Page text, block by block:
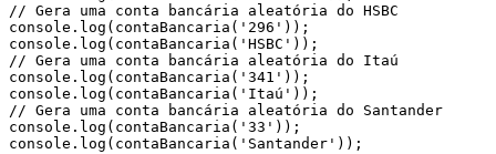
// Gera uma conta bancária aleatória do HSBC
console . log ( contaBancaria ( '296' ) ) ;
console . log ( contaBancaria ( 'HSBC' ) ) ;
// Gera uma conta bancária aleatória do Itaú
console . log ( contaBancaria ( '341' ) ) ;
console . log ( contaBancaria ( 'Itaú' ) ) ;
// Gera uma conta bancária aleatória do Santander
console . log ( contaBancaria ( '33' ) ) ;
console . log ( contaBancaria ( 'Santander' ) ) ;